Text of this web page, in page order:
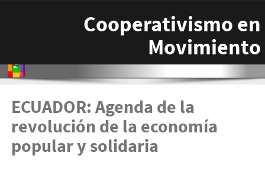
Cooperativismo en
Movimiento
ECUADOR: Agenda de la
revolución de la economía
popular y solidaria